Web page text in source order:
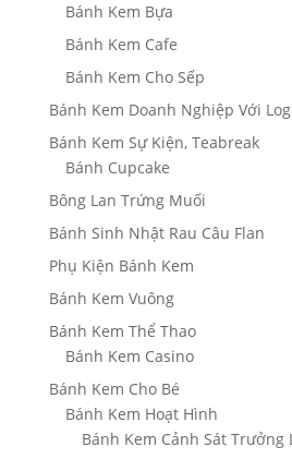
Bánh Kem Bựa
Bánh Kem Cafe
Bánh Kem Cho Sếp
Bánh Kem Doanh Nghiệp Với
Bánh Kem Sự Kiện, Teabreak
Bánh Cupcake
Bông Lan Trứng Muối
Bánh Sinh Nhật Rau Câu Flan
Phụ Kiện Bánh Kem
Bánh Kem Vuông
Bánh Kem Thể Thao
Bánh Kem Casino
Bánh Kem Cho Bé
Bánh Kem Hoạt Hình
Bánh Kem Cảnh Sát Trưởng